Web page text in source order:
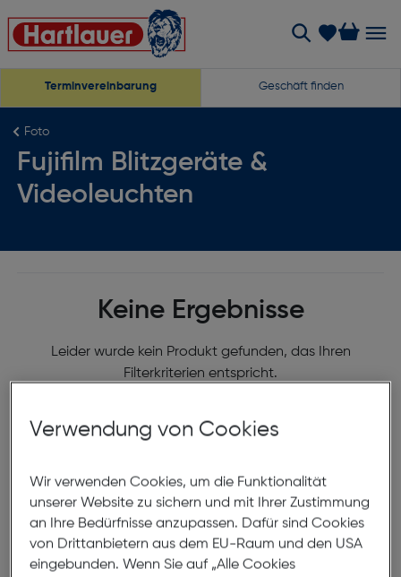
Terminvereinbarung Geschäft finden
Foto
Fujifilm Blitzgeräte &
Videoleuchten
Keine Ergebnisse
Leider wurde kein Produkt gefunden, das Ihren
Filterkriterien entspricht.
Handy
Optik
Fotoausarbeitung
Kontakt
FAQ
Verwendung von Cookies
Wir verwenden Cookies, um die Funktionalität
unserer Website zu sichern und mit Ihrer Zustimmung
an Ihre Bedürfnisse anzupassen. Dafür sind Cookies
von Drittanbietern aus dem EU-Raum und den USA
eingebunden. Wenn Sie auf „Alle Cookies